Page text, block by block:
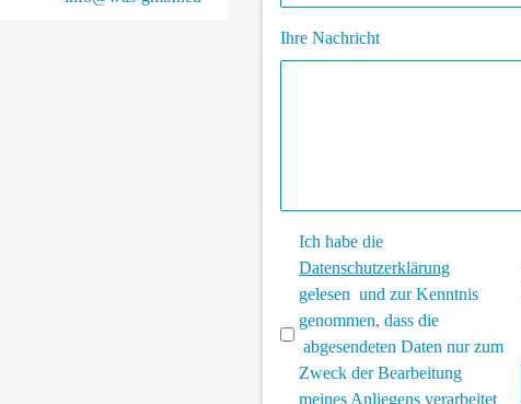
Ihre Nachricht
Ich habe die
Datenschutzerklärung
gelesen und zur Kenntnis
genommen, dass die
abgesendeten Daten nur zum
Zweck der Bearbeitung
meines Anliegens verarbeitet